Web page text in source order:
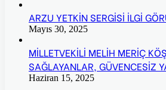
ARZU YETKİN SERGİSİ İLGİ
Mayıs 30, 2025
MİLLETVEKİLİ MELİH MERİÇ
SAĞLAYANLAR, GÜVENCESİZ
Haziran 15, 2025